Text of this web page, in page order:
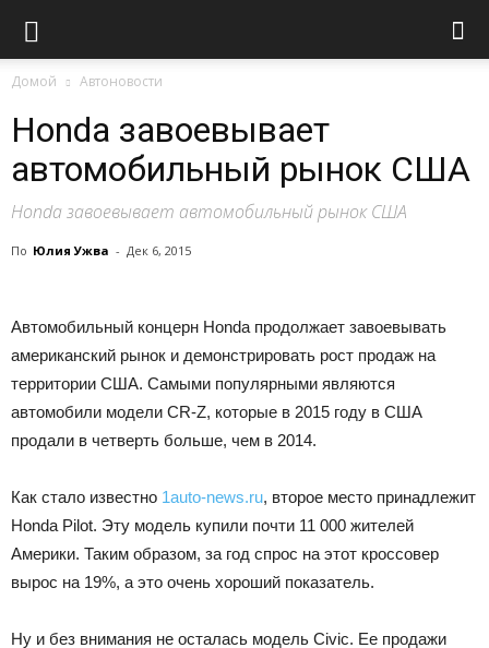
Домой Автоновости
Honda завоевывает
автомобильный рынок США
Honda завоевывает автомобильный рынок США
По Юлия Ужва - Дек 6, 2015
Автомобильный концерн Honda продолжает завоевывать
американский рынок и демонстрировать рост продаж на
территории США. Самыми популярными являются
автомобили модели CR-Z, которые в 2015 году в США
продали в четверть больше, чем в 2014.
Как стало известно 1auto-news.ru, второе место принадлежит
Honda Pilot. Эту модель купили почти 11 000 жителей
Америки. Таким образом, за год спрос на этот кроссовер
вырос на 19%, а это очень хороший показатель.
Ну и без внимания не осталась модель Civic. Ее продажи